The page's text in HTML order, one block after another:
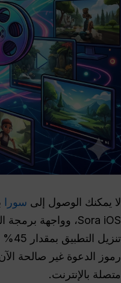
لا يمكنك الوصول إلى سورا
رموز الدعوة غير صالحة
متصلة بالإنترنت.